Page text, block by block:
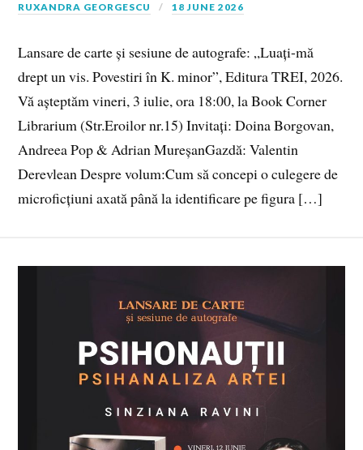
RUXANDRA GEORGESCU 18 JUNE 2026
Lansare de carte și sesiune de autografe: „Luați-mă
drept un vis. Povestiri în K. minor”, Editura TREI, 2026.
Vă așteptăm vineri, 3 iulie, ora 18:00, la Book Corner
Librarium (Str.Eroilor nr.15) Invitați: Doina Borgovan,
Andreea Pop & Adrian MureșanGazdă: Valentin
Derevlean Despre volum:Cum să concepi o culegere de
microficțiuni axată până la identificare pe figura […]